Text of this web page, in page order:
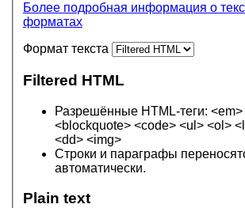
Более подробная информация о
форматах
Формат текста
Filtered HTML
Разрешённые HTML-теги:
<blockquote> <code> <ul> <ol>
<dd> <img>
Строки и параграфы
автоматически.
Plain text